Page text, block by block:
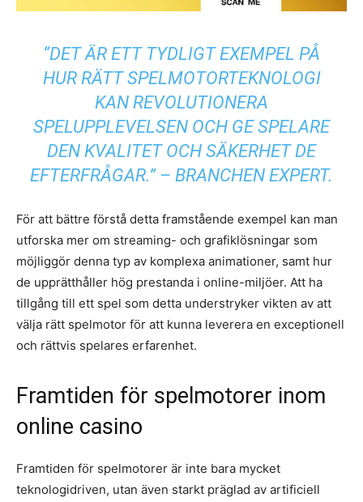
“DET ÄR ETT TYDLIGT EXEMPEL PÅ
HUR RÄTT SPELMOTORTEKNOLOGI
KAN REVOLUTIONERA
SPELUPPLEVELSEN OCH GE SPELARE
DEN KVALITET OCH SÄKERHET DE
EFTERFRÅGAR.” – BRANCHEN EXPERT.
För att bättre förstå detta framstående exempel kan man
utforska mer om streaming- och grafiklösningar som
möjliggör denna typ av komplexa animationer, samt hur
de upprätthåller hög prestanda i online-miljöer. Att ha
tillgång till ett spel som detta understryker vikten av att
välja rätt spelmotor för att kunna leverera en exceptionell
och rättvis spelares erfarenhet.
Framtiden för spelmotorer inom
online casino
Framtiden för spelmotorer är inte bara mycket
teknologidriven, utan även starkt präglad av artificiell